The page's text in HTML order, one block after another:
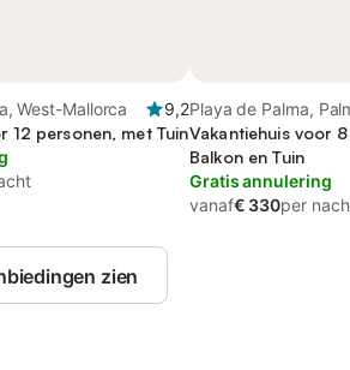
West-Mallorca
9,2
12 personen, met Tuin
Playa de Palma,
Vakantiehuis voor
Balkon en Tuin
Gratis annulering
vanaf€ 330per
zien